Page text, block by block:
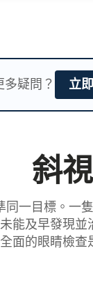
多疑問？ 立
斜視
一目標。一
能及早發現
面的眼睛檢